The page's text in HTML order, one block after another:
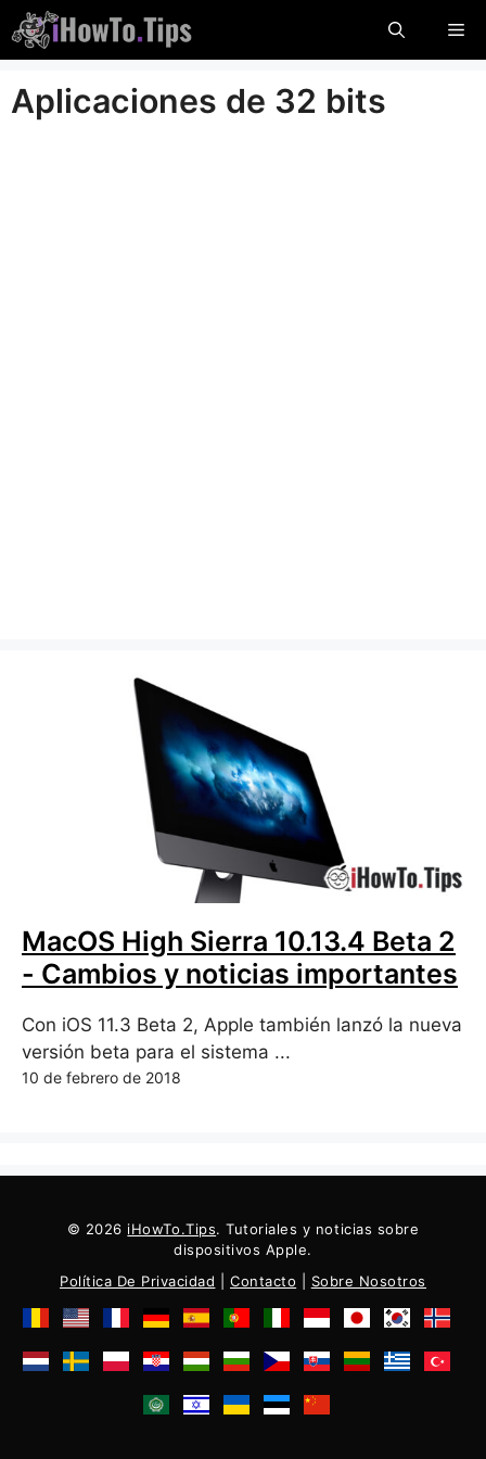
Saltar
al
contenido
Aplicaciones de 32 bits
MacOS High Sierra 10.13.4 Beta 2
- Cambios y noticias importantes
Con iOS 11.3 Beta 2, Apple también lanzó la nueva
versión beta para el sistema ...
10 de febrero de 2018
© 2026 iHowTo.Tips. Tutoriales y noticias sobre
dispositivos Apple.
Política De Privacidad
Contacto Sobre Nosotros